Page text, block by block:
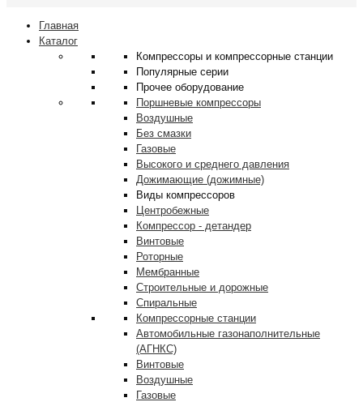
Главная
Каталог
Компрессоры и компрессорные станции
Популярные серии
Прочее оборудование
Поршневые компрессоры
Воздушные
Без смазки
Газовые
Высокого и среднего давления
Дожимающие (дожимные)
Виды компрессоров
Центробежные
Компрессор - детандер
Винтовые
Роторные
Мембранные
Строительные и дорожные
Спиральные
Компрессорные станции
Автомобильные газонаполнительные
(АГНКС)
Винтовые
Воздушные
Газовые